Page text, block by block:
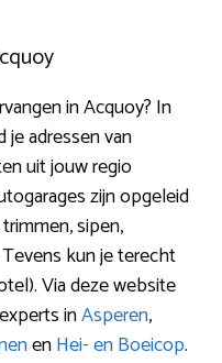
in Acquoy? In
adressen van
uit jouw regio
zijn opgeleid
sipen,
kun je terecht
Via deze website
inAsperen,
enHei- en Boeicop.